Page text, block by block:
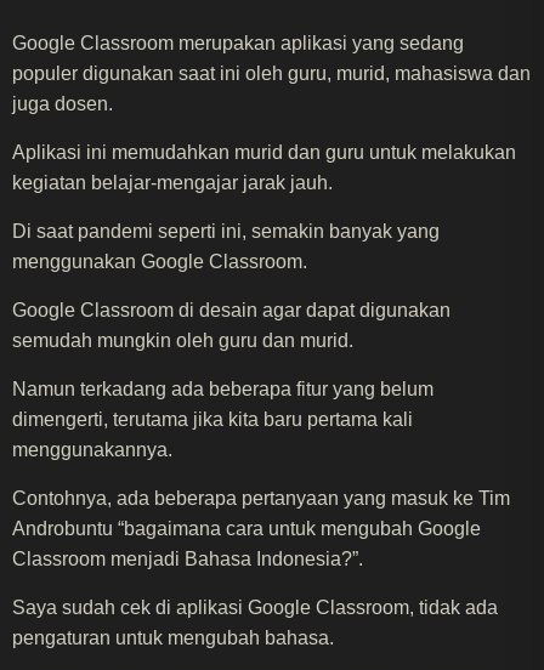
Google Classroom merupakan aplikasi yang sedang
populer digunakan saat ini oleh guru, murid, mahasiswa dan
juga dosen.
Aplikasi ini memudahkan murid dan guru untuk melakukan
kegiatan belajar-mengajar jarak jauh.
Di saat pandemi seperti ini, semakin banyak yang
menggunakan Google Classroom.
Google Classroom di desain agar dapat digunakan
semudah mungkin oleh guru dan murid.
Namun terkadang ada beberapa fitur yang belum
dimengerti, terutama jika kita baru pertama kali
menggunakannya.
Contohnya, ada beberapa pertanyaan yang masuk ke Tim
Androbuntu “bagaimana cara untuk mengubah Google
Classroom menjadi Bahasa Indonesia?”.
Saya sudah cek di aplikasi Google Classroom, tidak ada
pengaturan untuk mengubah bahasa.